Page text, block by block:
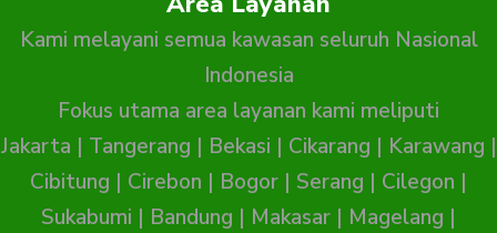
Kami melayani semua kawasan seluruh Nasional
Indonesia
Fokus utama area layanan kami meliputi
Jakarta | Tangerang | Bekasi | Cikarang | Karawang |
Cibitung | Cirebon | Bogor | Serang | Cilegon |
Sukabumi | Bandung | Makasar | Magelang |